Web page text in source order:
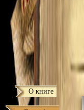
О книге